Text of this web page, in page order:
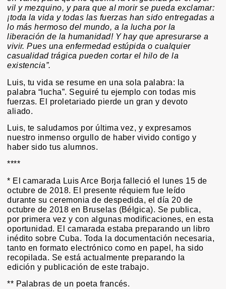
vil y mezquino, y para que al morir se pueda exclamar:
¡toda la vida y todas las fuerzas han sido entregadas a
lo más hermoso del mundo, a la lucha por la
liberación de la humanidad! Y hay que apresurarse a
vivir. Pues una enfermedad estúpida o cualquier
casualidad trágica pueden cortar el hilo de la
existencia”.
Luis, tu vida se resume en una sola palabra: la
palabra “lucha”. Seguiré tu ejemplo con todas mis
fuerzas. El proletariado pierde un gran y devoto
aliado.
Luis, te saludamos por última vez, y expresamos
nuestro inmenso orgullo de haber vivido contigo y
haber sido tus alumnos.
****
* El camarada Luis Arce Borja falleció el lunes 15 de
octubre de 2018. El presente réquiem fue leído
durante su ceremonia de despedida, el día 20 de
octubre de 2018 en Bruselas (Bélgica). Se publica,
por primera vez y con algunas modificaciones, en esta
oportunidad. El camarada estaba preparando un libro
inédito sobre Cuba. Toda la documentación necesaria,
tanto en formato electrónico como en papel, ha sido
recopilada. Se está actualmente preparando la
edición y publicación de este trabajo.
** Palabras de un poeta francés.